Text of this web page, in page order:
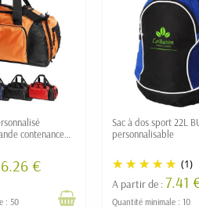
contenance
€
: 50
Sac à dos sport 22L
personnalisable
(1)
A partir de :7.41
Quantité minimale : 10